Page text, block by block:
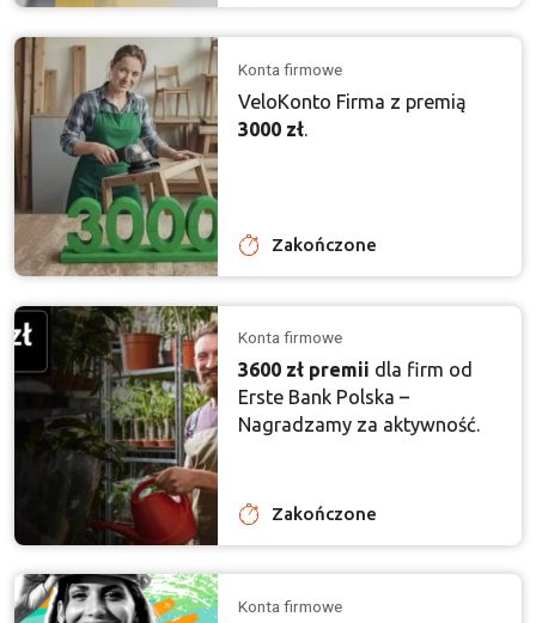
Konta firmowe
VeloKonto Firma z premią
3000 zł.
Zakończone
Konta firmowe
3600 zł premii dla firm od
Erste Bank Polska –
Nagradzamy za aktywność.
Zakończone
Konta firmowe